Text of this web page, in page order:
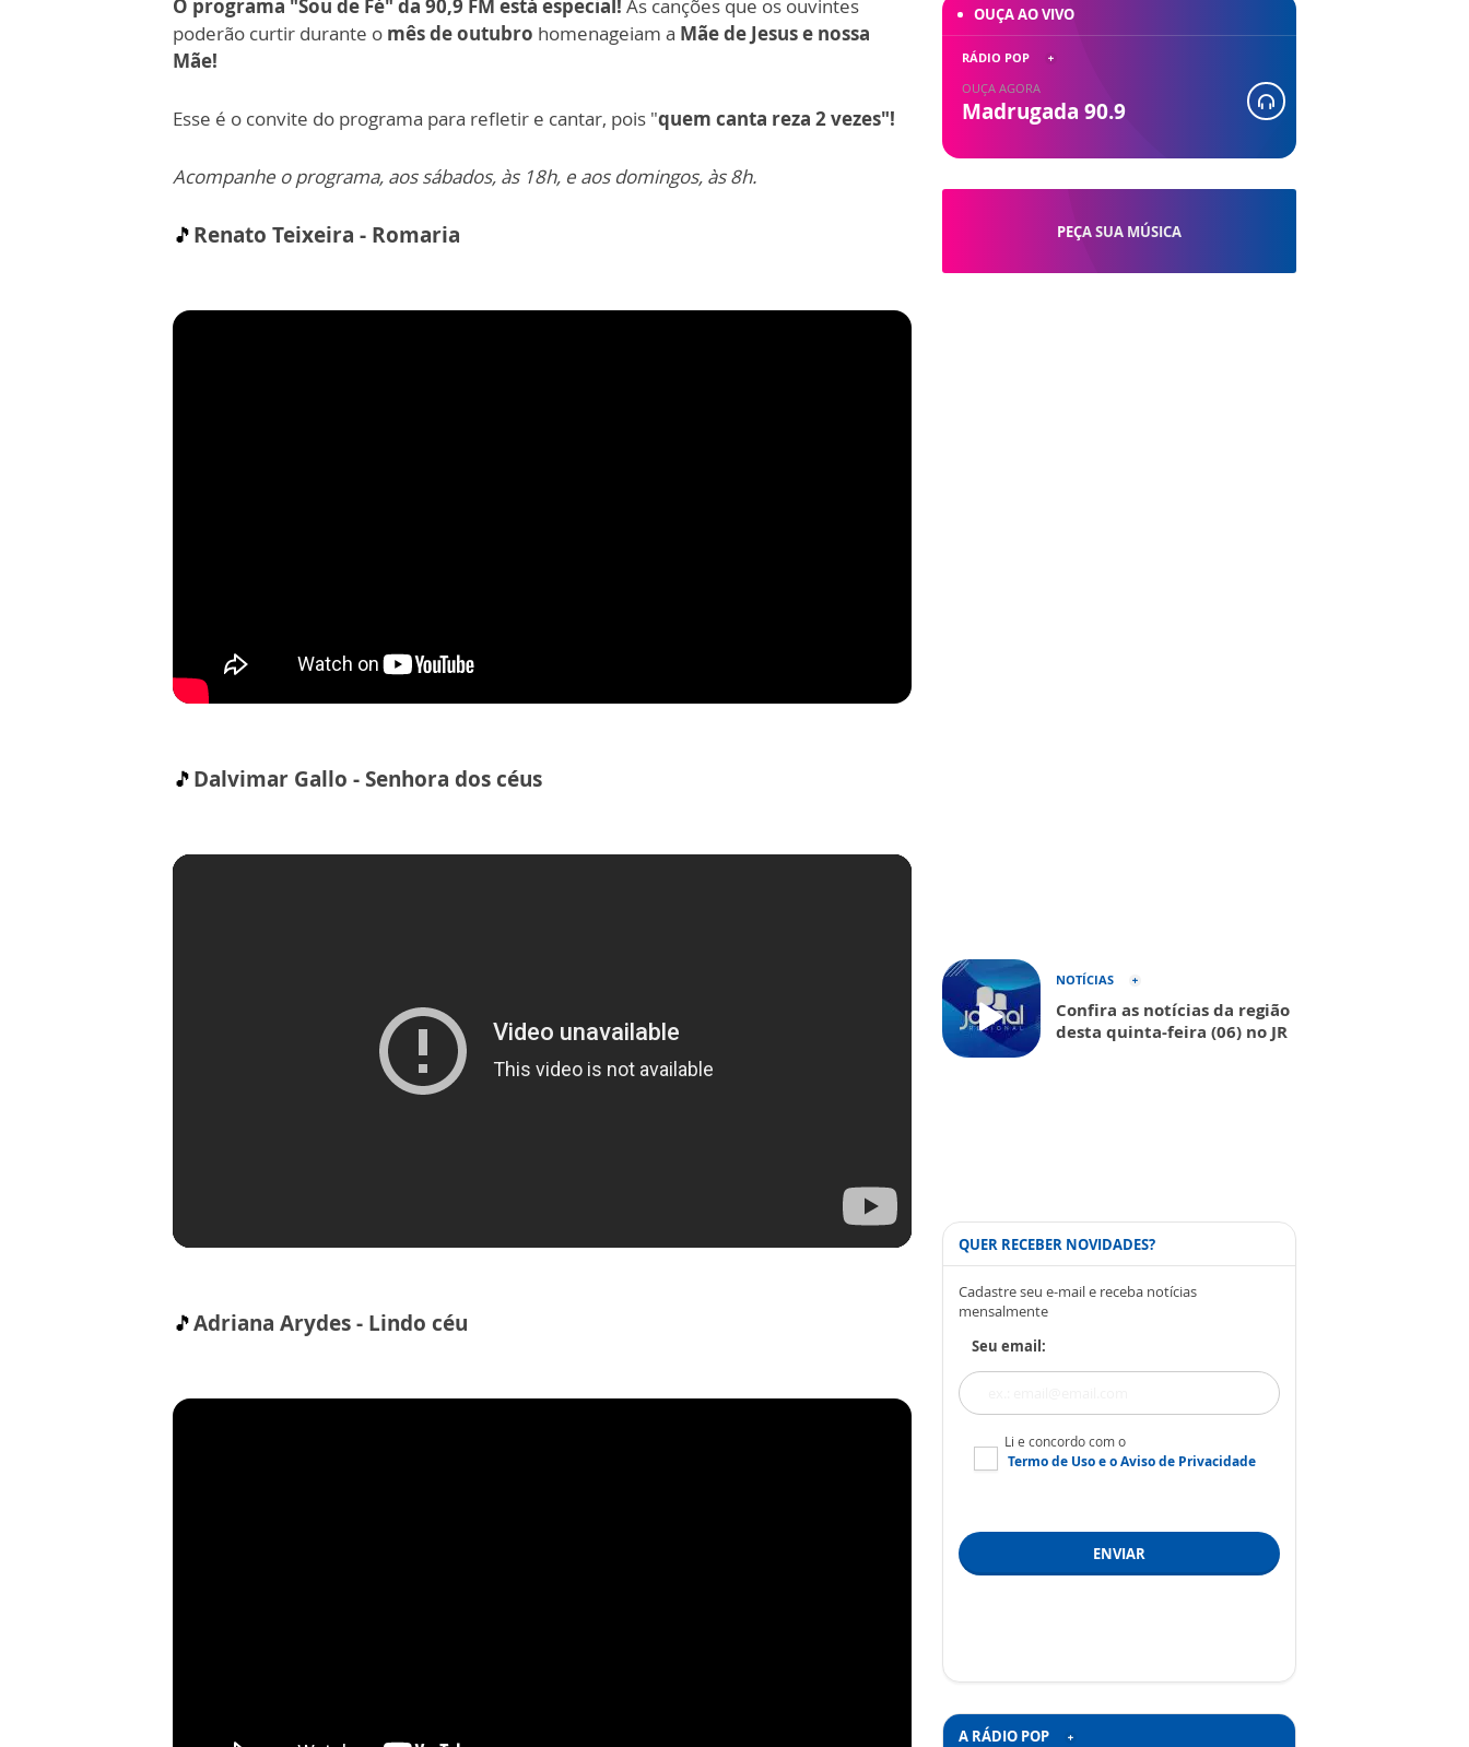
O programa "Sou de Fé" da 90,9 FM está especial! As canções que os ouvintes
poderão curtir durante o mês de outubro homenageiam a Mãe de Jesus e nossa
Mãe!
Esse é o convite do programa para refletir e cantar, pois "quem canta reza 2 vezes"!
Acompanhe o programa, aos sábados, às 18h, e aos domingos, às 8h.
🎵Renato Teixeira - Romaria
🎵Dalvimar Gallo - Senhora dos céus
🎵Adriana Arydes - Lindo céu
PEÇA SUA MÚSICA
OUÇA AO VIVO
RÁDIO POP
OUÇA AGORA
Madrugada 90.9
NOTÍCIAS
Confira as notícias da região
desta quinta-feira (06) no JR
QUER RECEBER NOVIDADES?
Cadastre seu e-mail e receba notícias
mensalmente
Seu email:
Li e concordo com o
Termo de Usoe oAviso de Privacidade
ENVIAR
A RÁDIO POP